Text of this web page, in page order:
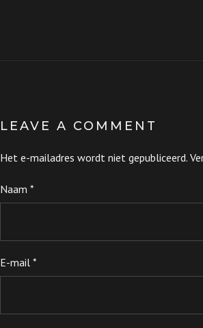
LEAVE A COMMENT
Het e-mailadres wordt niet gepubliceerd.
Naam *
E-mail *